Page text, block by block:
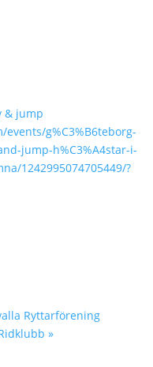
& jump
g%C3%B6teborg-
jump-h%C3%A4star-i-
1242995074705449/?
Ryttarförening
»